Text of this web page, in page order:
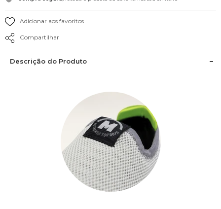
Adicionar aos favoritos
Compartilhar
Descrição do Produto